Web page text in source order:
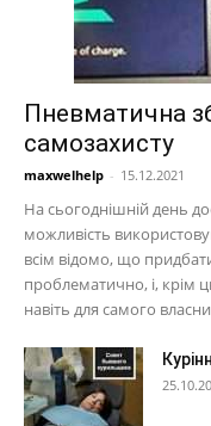
Пневматична
самозахисту
maxwelhelp - 15.12.2021
На сьогоднішній день
можливість
всім відомо, що
проблематично, і, крім
навіть для самого